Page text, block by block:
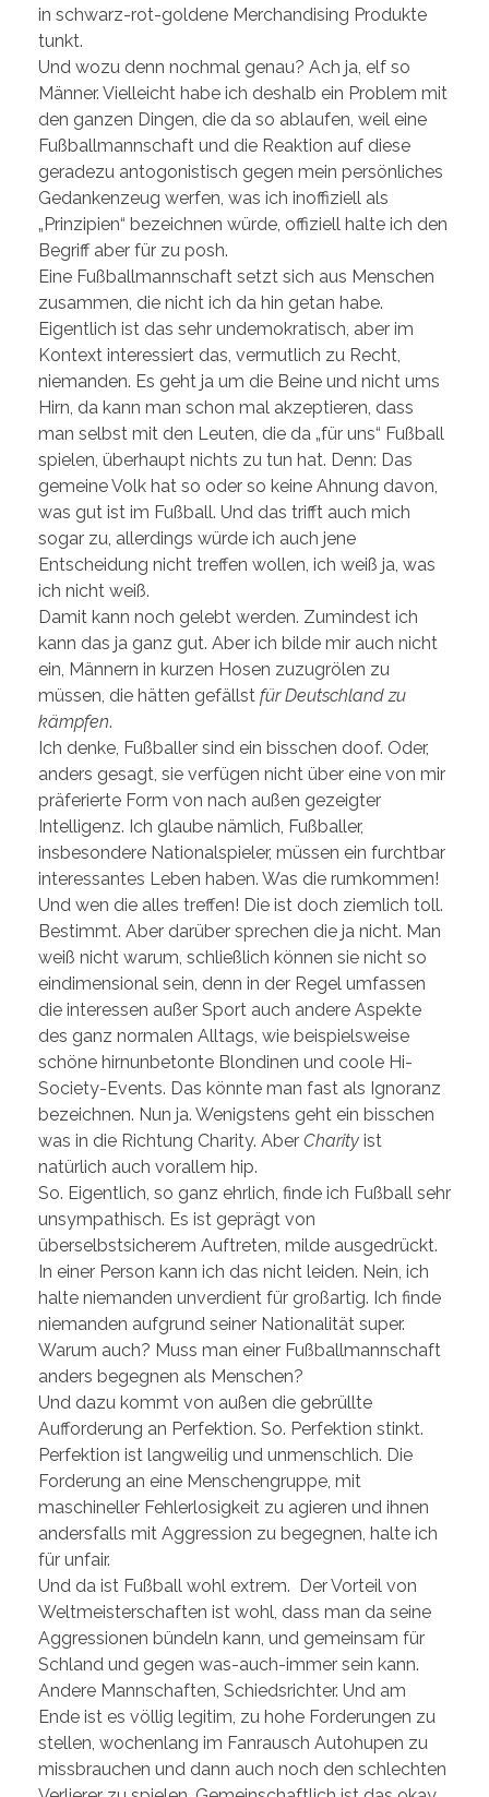
in schwarz-rot-goldene Merchandising Produkte
tunkt.
Und wozu denn nochmal genau? Ach ja, elf so
Männer. Vielleicht habe ich deshalb ein Problem mit
den ganzen Dingen, die da so ablaufen, weil eine
Fußballmannschaft und die Reaktion auf diese
geradezu antogonistisch gegen mein persönliches
Gedankenzeug werfen, was ich inoffiziell als
„Prinzipien“ bezeichnen würde, offiziell halte ich den
Begriff aber für zu posh.
Eine Fußballmannschaft setzt sich aus Menschen
zusammen, die nicht ich da hin getan habe.
Eigentlich ist das sehr undemokratisch, aber im
Kontext interessiert das, vermutlich zu Recht,
niemanden. Es geht ja um die Beine und nicht ums
Hirn, da kann man schon mal akzeptieren, dass
man selbst mit den Leuten, die da „für uns“ Fußball
spielen, überhaupt nichts zu tun hat. Denn: Das
gemeine Volk hat so oder so keine Ahnung davon,
was gut ist im Fußball. Und das trifft auch mich
sogar zu, allerdings würde ich auch jene
Entscheidung nicht treffen wollen, ich weiß ja, was
ich nicht weiß.
Damit kann noch gelebt werden. Zumindest ich
kann das ja ganz gut. Aber ich bilde mir auch nicht
ein, Männern in kurzen Hosen zuzugrölen zu
müssen, die hätten gefällst für Deutschland zu
kämpfen.
Ich denke, Fußballer sind ein bisschen doof. Oder,
anders gesagt, sie verfügen nicht über eine von mir
präferierte Form von nach außen gezeigter
Intelligenz. Ich glaube nämlich, Fußballer,
insbesondere Nationalspieler, müssen ein furchtbar
interessantes Leben haben. Was die rumkommen!
Und wen die alles treffen! Die ist doch ziemlich toll.
Bestimmt. Aber darüber sprechen die ja nicht. Man
weiß nicht warum, schließlich können sie nicht so
eindimensional sein, denn in der Regel umfassen
die interessen außer Sport auch andere Aspekte
des ganz normalen Alltags, wie beispielsweise
schöne hirnunbetonte Blondinen und coole Hi-
Society-Events. Das könnte man fast als Ignoranz
bezeichnen. Nun ja. Wenigstens geht ein bisschen
was in die Richtung Charity. Aber Charity ist
natürlich auch vorallem hip.
So. Eigentlich, so ganz ehrlich, finde ich Fußball sehr
unsympathisch. Es ist geprägt von
überselbstsicherem Auftreten, milde ausgedrückt.
In einer Person kann ich das nicht leiden. Nein, ich
halte niemanden unverdient für großartig. Ich finde
niemanden aufgrund seiner Nationalität super.
Warum auch? Muss man einer Fußballmannschaft
anders begegnen als Menschen?
Und dazu kommt von außen die gebrüllte
Aufforderung an Perfektion. So. Perfektion stinkt.
Perfektion ist langweilig und unmenschlich. Die
Forderung an eine Menschengruppe, mit
maschineller Fehlerlosigkeit zu agieren und ihnen
andersfalls mit Aggression zu begegnen, halte ich
für unfair.
Und da ist Fußball wohl extrem. Der Vorteil von
Weltmeisterschaften ist wohl, dass man da seine
Aggressionen bündeln kann, und gemeinsam für
Schland und gegen was-auch-immer sein kann.
Andere Mannschaften, Schiedsrichter. Und am
Ende ist es völlig legitim, zu hohe Forderungen zu
stellen, wochenlang im Fanrausch Autohupen zu
missbrauchen und dann auch noch den schlechten